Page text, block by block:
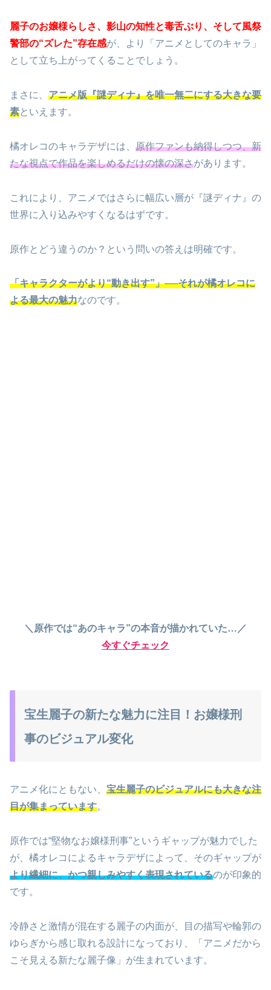
麗子のお嬢様らしさ、影山の知性と毒舌ぶり、そして風祭
警部の“ズレた”存在感が、より「アニメとしてのキャラ」
として立ち上がってくることでしょう。
まさに、 アニメ版『謎ディナ』を唯一無二にする大きな要
素といえます。
橘オレコのキャラデザには、 原作ファンも納得しつつ、新
たな視点で作品を楽しめるだけの懐の深さがあります。
これにより、アニメではさらに幅広い層が『謎ディナ』の
世界に入り込みやすくなるはずです。
原作とどう違うのか？という問いの答えは明確です。
「キャラクターがより“動き出す”」──それが橘オレコに
よる最大の魅力なのです。
＼原作では“あのキャラ”の本音が描かれていた…／
今すぐチェック
宝生麗子の新たな魅力に注目！お嬢様刑
事のビジュアル変化
アニメ化にともない、 宝生麗子のビジュアルにも大きな注
目が集まっています。
原作では“堅物なお嬢様刑事”というギャップが魅力でした
が、橘オレコによるキャラデザによって、そのギャップが
より繊細に、かつ親しみやすく表現されているのが印象的
です。
冷静さと激情が混在する麗子の内面が、目の描写や輪郭の
ゆらぎから感じ取れる設計になっており、「アニメだから
こそ見える新たな麗子像」が生まれています。